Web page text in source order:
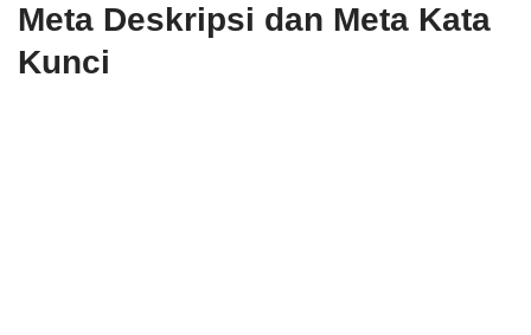
Meta Deskripsi dan Meta Kata
Kunci